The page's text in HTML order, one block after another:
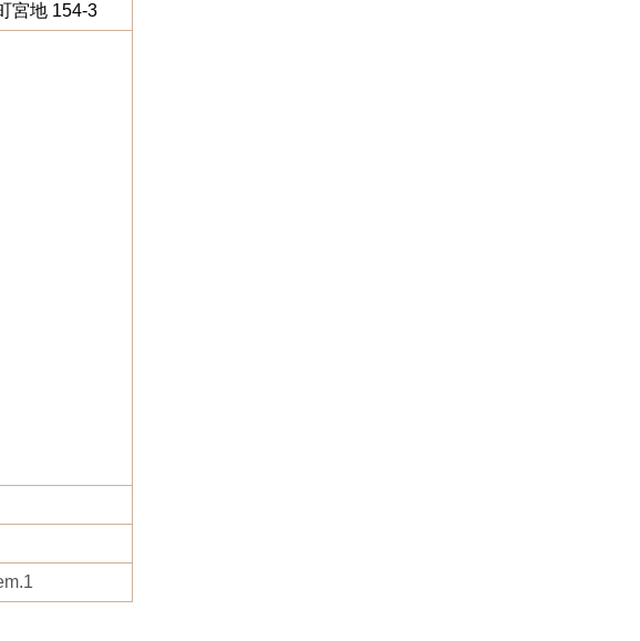
宮地 154-3